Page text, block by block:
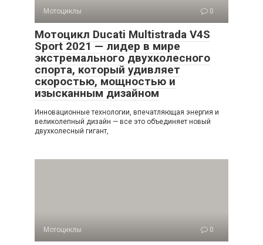
Мотоциклы 0
Мотоцикл Ducati Multistrada V4S
Sport 2021 — лидер в мире
экстремального двухколесного
спорта, который удивляет
скоростью, мощностью и
изысканным дизайном
Инновационные технологии, впечатляющая энергия и
великолепный дизайн — все это объединяет новый
двухколесный гигант,
Мотоциклы 0